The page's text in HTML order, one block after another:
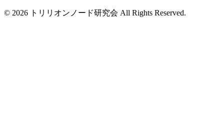
© 2026 トリリオンノード研究会 All Rights Reserved.